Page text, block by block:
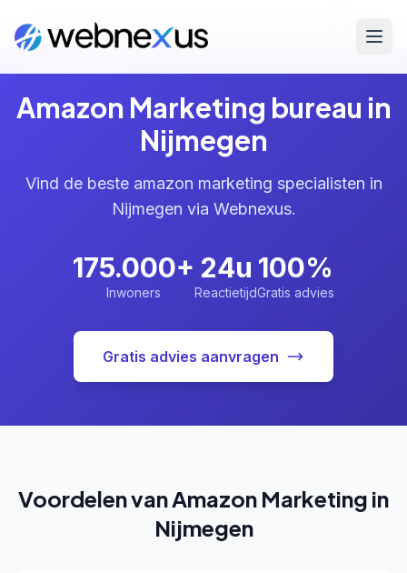
Home Diensten Amazon Marketing
Amazon Marketing bureau in
Nijmegen
Vind de beste amazon marketing specialisten in
Nijmegen via Webnexus.
175.000+
Inwoners
24u
Reactietijd
100%
Gratis advies
Gratis advies aanvragen
Voordelen van Amazon Marketing in
Nijmegen